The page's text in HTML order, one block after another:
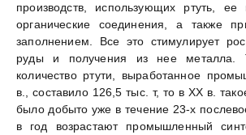
производств, использующих ртуть, ее
органические соединения, а также
заполнением. Все это стимулирует
руды и получения из нее металла.
количество ртути, выработанное
в., составило 126,5 тыс. т, то в XX в.
было добыто уже в течение 23-х
в год возрастают промышленный